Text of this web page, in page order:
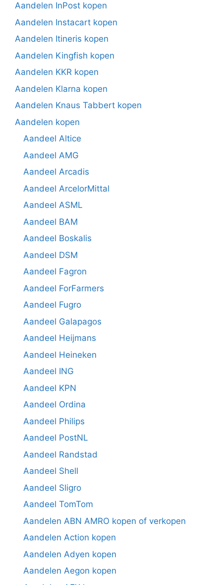
Aandelen InPost kopen
Aandelen Instacart kopen
Aandelen Itineris kopen
Aandelen Kingfish kopen
Aandelen KKR kopen
Aandelen Klarna kopen
Aandelen Knaus Tabbert kopen
Aandelen kopen
Aandeel Altice
Aandeel AMG
Aandeel Arcadis
Aandeel ArcelorMittal
Aandeel ASML
Aandeel BAM
Aandeel Boskalis
Aandeel DSM
Aandeel Fagron
Aandeel ForFarmers
Aandeel Fugro
Aandeel Galapagos
Aandeel Heijmans
Aandeel Heineken
Aandeel ING
Aandeel KPN
Aandeel Ordina
Aandeel Philips
Aandeel PostNL
Aandeel Randstad
Aandeel Shell
Aandeel Sligro
Aandeel TomTom
Aandelen ABN AMRO kopen of verkopen
Aandelen Action kopen
Aandelen Adyen kopen
Aandelen Aegon kopen